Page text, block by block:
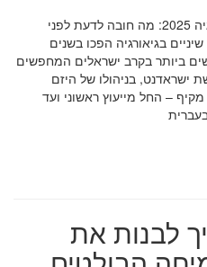
השתלות שיניים ושיקום פה בגיאורגיה 2025: מה חובה לדעת לפני
בגיאורגיה הפכו בשנים
ביותר בקרב ישראלים המחפשים
ישראדנט, בניהולו של היזם
– החל מייעוץ ראשוני ועד
לבנות את